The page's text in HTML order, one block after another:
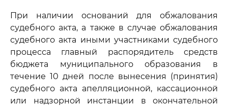
При наличии оснований для обжалования
судебного акта, а также в случае обжалования
судебного акта иными участниками судебного
процесса главный распорядитель средств
бюджета муниципального образования в
течение 10 дней после вынесения (принятия)
судебного акта апелляционной, кассационной
или надзорной инстанции в окончательной